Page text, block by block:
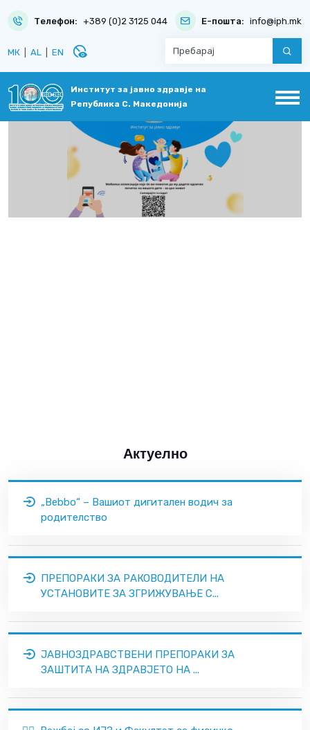
Телефон: +389 (0)2 3125 044 Е-пошта: info@iph.mk
МК AL EN disabled_visible
Институт за јавно здравје на
Република С. Македонија
Актуелно
„Bebbo“ – Вашиот дигитален водич за
родителство
ПРЕПОРАКИ ЗА РАКОВОДИТЕЛИ НА
УСТАНОВИТЕ ЗА ЗГРИЖУВАЊЕ С...
ЈАВНОЗДРАВСТВЕНИ ПРЕПОРАКИ ЗА
ЗАШТИТА НА ЗДРАВЈЕТО НА ...